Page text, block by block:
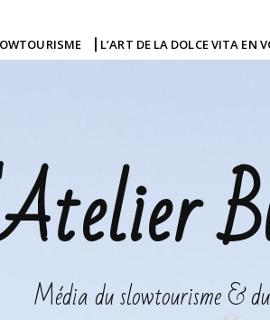
⎜L’ART DE LA DOLCE VITA EN
Média du slowtourisme &